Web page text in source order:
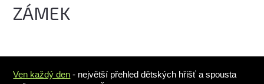
ZÁMEK
Ven každý den - největší přehled dětských hřišť a spousta